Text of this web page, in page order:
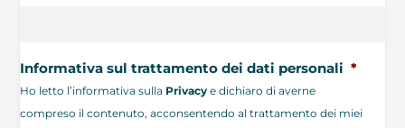
Informativa sul trattamento dei dati personali *
Ho letto l’informativa sulla Privacy e dichiaro di averne
compreso il contenuto, acconsentendo al trattamento dei miei